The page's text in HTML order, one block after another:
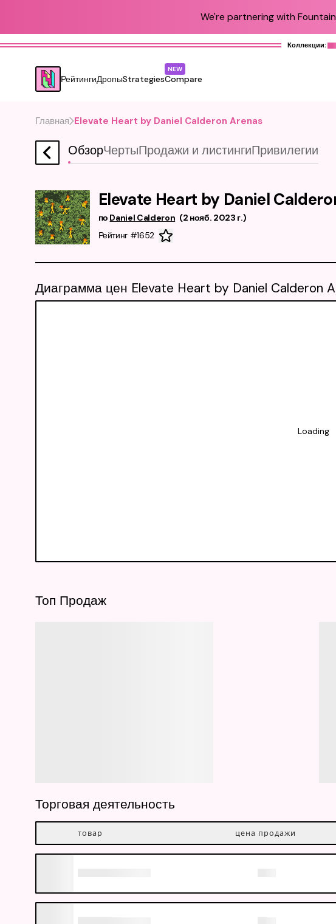
We're partnering with
Коллекции:
РейтингиДропыStrategiesCompare
NEW
Главная Elevate Heart by Daniel Calderon Arenas
ОбзорЧертыПродажи и листингиПривилегии
Elevate Heart by Daniel
по Daniel Calderon (2 нояб. 2023 г.)
Рейтинг #1652
Диаграмма цен Elevate Heart by Daniel Calderon
Loading
Топ Продаж
Торговая деятельность
товар цена продажи